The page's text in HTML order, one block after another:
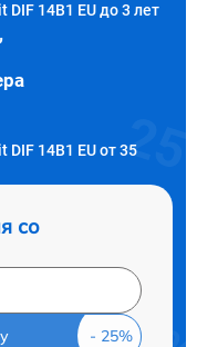
14B1 EU до 3 лет
14B1 EU от 35
со